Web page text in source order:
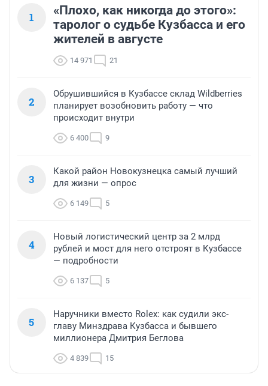
1
«Плохо, как никогда до этого»:
таролог о судьбе Кузбасса и его
жителей в августе
14 971 21
2
Обрушившийся в Кузбассе склад Wildberries
планирует возобновить работу — что
происходит внутри
6 400 9
3
Какой район Новокузнецка самый лучший
для жизни — опрос
6 149 5
4
Новый логистический центр за 2 млрд
рублей и мост для него отстроят в Кузбассе
— подробности
6 137 5
5
Наручники вместо Rolex: как судили экс-
главу Минздрава Кузбасса и бывшего
миллионера Дмитрия Беглова
4 839 15